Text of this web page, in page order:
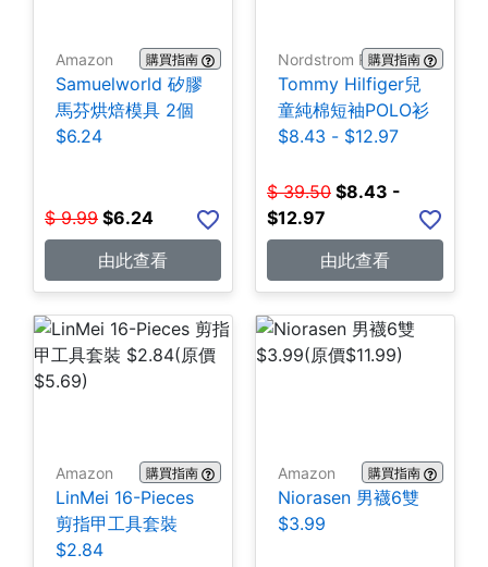
Amazon 購買指南
Samuelworld 矽膠
馬芬烘焙模具 2個
$6.24
$ 9.99 $6.24
由此查看
Nordstrom Rack購買指南
Tommy Hilfiger兒
童純棉短袖POLO衫
$8.43 - $12.97
$ 39.50 $8.43 -
$12.97
由此查看
Amazon 購買指南
LinMei 16-Pieces
剪指甲工具套裝
$2.84
Amazon 購買指南
Niorasen 男襪6雙
$3.99